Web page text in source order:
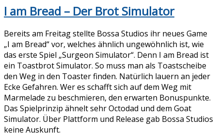
I am Bread – Der Brot Simulator
Bereits am Freitag stellte Bossa Studios ihr neues Game
„I am Bread“ vor, welches ähnlich ungewöhnlich ist, wie
das erste Spiel „Surgeon Simulator“. Denn I am Bread ist
ein Toastbrot Simulator. So muss man als Toastscheibe
den Weg in den Toaster finden. Natürlich lauern an jeder
Ecke Gefahren. Wer es schafft sich auf dem Weg mit
Marmelade zu beschmieren, den erwarten Bonuspunkte.
Das Spielprinzip ähnelt sehr Octodad und dem Goat
Simulator. Über Plattform und Release gab Bossa Studios
keine Auskunft.